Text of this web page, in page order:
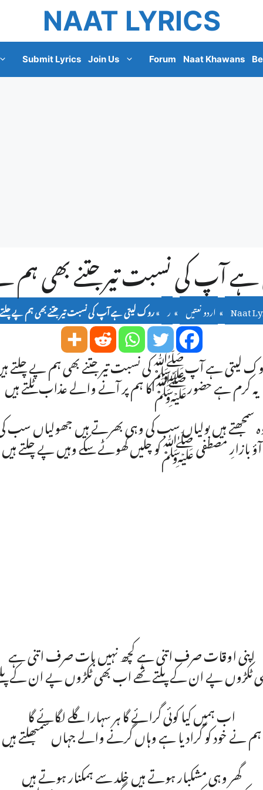
NAAT LYRICS
Submit Lyrics Join Us Forum Naat Khawans
آپ کی نسبت تیر جتنے بھی ہم
Naat
»اردو نعتیں »ر »روک لیتی ہے آپ کی نسبت تیر جتنے بھی ہم پے
لیتی ہے آپﷺکی نسبت تیر جتنے بھی ہم پے چلتے
یہ کرم ہے حضورﷺ کا ہم پر آنے والے عذاب ٹلتے ہیں
سمجھتے ہیں بولیاں سب کی وہی بھرتے ہیں جھولیاں سب
آؤ بازارِ مصطفی ﷺکو چلیں کھوٹے سکے وہیں پے چلتے ہیں
اپنی اوقات صرف اتنی ہے کچھ نہیں بات صرف اتنی ہے
ٹکڑوں پے ان کے پلتے تھے اب بھی ٹکڑوں پے ان کے
اب ہمیں کیا کوئی گرائے گا ہر سہارا گلے لگائے گا
ہم نے خود کو گرادیا ہے وہاں گرنے والے جہاں سمبھلتے ہیں
گھر وہی مشکبار ہوتے ہیں خلد سے ہمکنار ہوتے ہیں